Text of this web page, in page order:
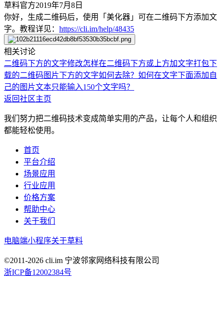
草料官方2019年7月8日
你好，生成二维码后，使用「美化器」可在二维码下方添加文
字。教程详见： https://cli.im/help/48435
相关讨论
二维码下方的文字修改怎样在二维码下方或上方加文字打包下
载的二维码图片下方的文字如何去除？ 如何在文字下面添加自
己的图片文本只能输入150个文字吗？
返回社区主页
我们努力把二维码技术变成简单实用的产品，让每个人和组织
都能轻松使用。
首页
平台介绍
场景应用
行业应用
价格方案
帮助中心
关于我们
电脑端小程序关于草料
©2011-2026 cli.im 宁波邻家网络科技有限公司
浙ICP备12002384号